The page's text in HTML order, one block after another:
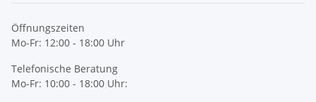
Öffnungszeiten
Mo-Fr: 12:00 - 18:00 Uhr
Telefonische Beratung
Mo-Fr: 10:00 - 18:00 Uhr: